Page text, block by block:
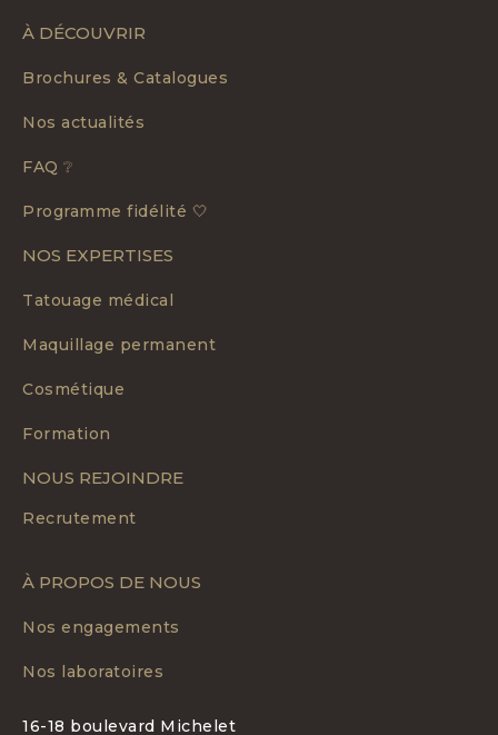
À DÉCOUVRIR
Brochures & Catalogues
Nos actualités
FAQ ❔
Programme fidélité 🤍
NOS EXPERTISES
Tatouage médical
Maquillage permanent
Cosmétique
Formation
NOUS REJOINDRE
Recrutement
À PROPOS DE NOUS
Nos engagements
Nos laboratoires
16-18 boulevard Michelet